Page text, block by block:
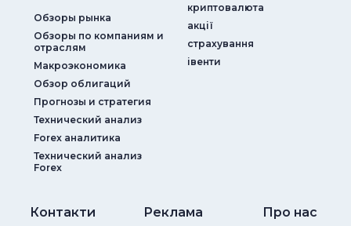
Обзоры рынка
Обзоры по компаниям и
отраслям
Макроэкономика
Обзор облигаций
Прогнозы и стратегия
Технический анализ
Forex аналитика
Технический анализ
Forex
криптовалюта
акції
страхування
iвенти
Контакти Реклама Про нас